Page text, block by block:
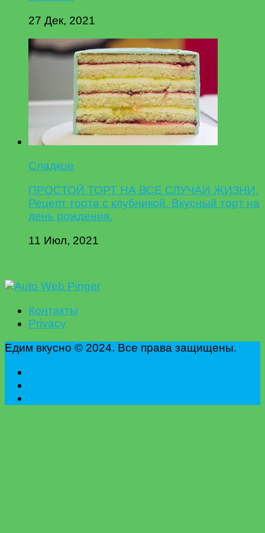
27 Дек, 2021
Сладкое
ПРОСТОЙ ТОРТ НА ВСЕ СЛУЧАИ ЖИЗНИ.
Рецепт торта с клубникой. Вкусный торт на
день рождения.
11 Июл, 2021
Контакты
Privacy
Едим вкусно © 2024. Все права защищены.